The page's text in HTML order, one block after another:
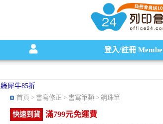
碳粉匣，墨水匣,原廠碳粉匣，副廠碳粉匣，環保
登入/註冊
綠犀牛85折
首頁 > 書寫修正 > 書寫筆類 > 鋼珠筆
快速到貨
滿799元免運費